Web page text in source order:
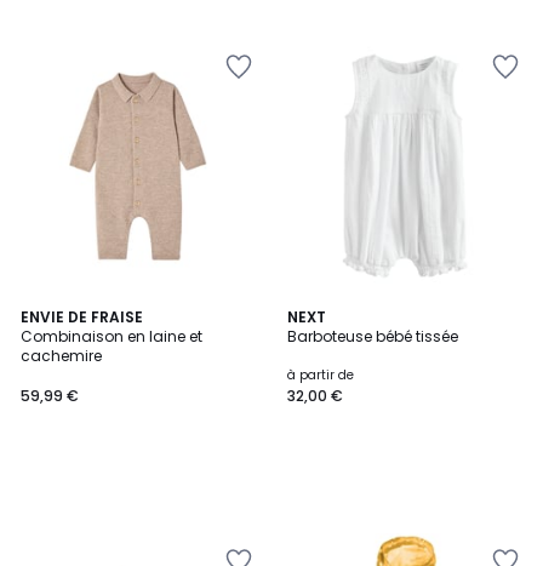
ENVIE DE FRAISE
Combinaison en laine et
cachemire
59,99 €
NEXT
Barboteuse bébé tissée
à partir de
32,00 €